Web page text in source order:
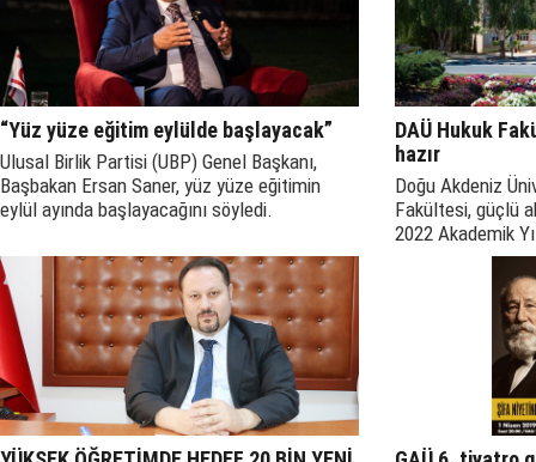
“Yüz yüze eğitim eylülde başlayacak”
Ulusal Birlik Partisi (UBP) Genel Başkanı,
Başbakan Ersan Saner, yüz yüze eğitimin
eylül ayında başlayacağını söyledi.
DAÜ Hukuk
hazır
Doğu Akdeniz
Fakültesi, güçlü
2022 Akademik